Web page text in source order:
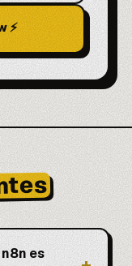
⚡
es